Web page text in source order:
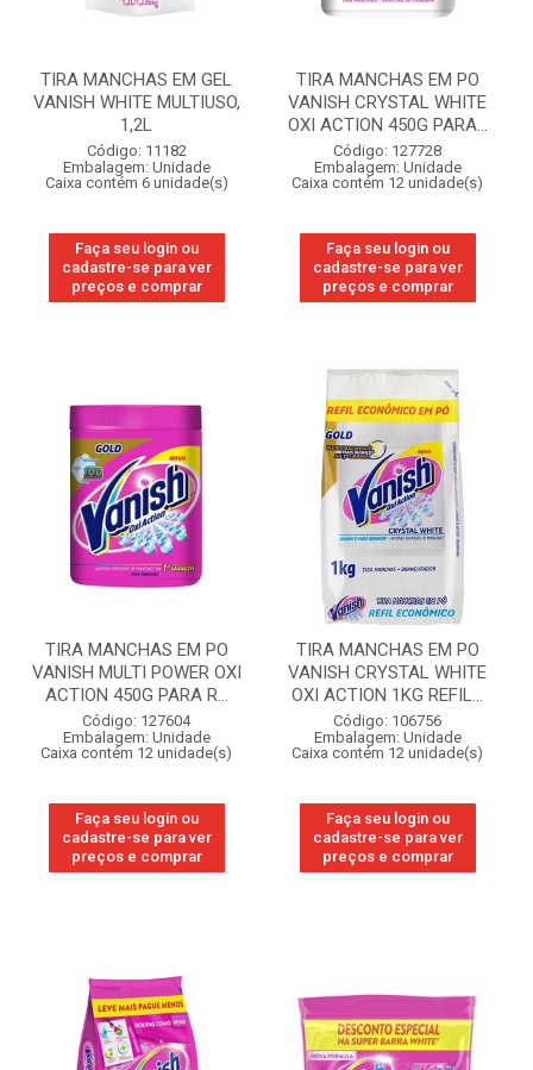
TIRA MANCHAS EM GEL
VANISH WHITE MULTIUSO,
1,2L
Código: 11182
Embalagem: Unidade
Caixa contém 6 unidade(s)
Faça seu login ou
cadastre-se para ver
preços e comprar
TIRA MANCHAS EM PO
VANISH CRYSTAL WHITE
OXI ACTION 450G PARA...
Código: 127728
Embalagem: Unidade
Caixa contém 12 unidade(s)
Faça seu login ou
cadastre-se para ver
preços e comprar
TIRA MANCHAS EM PO
VANISH MULTI POWER OXI
ACTION 450G PARA R...
Código: 127604
Embalagem: Unidade
Caixa contém 12 unidade(s)
Faça seu login ou
cadastre-se para ver
preços e comprar
TIRA MANCHAS EM PO
VANISH CRYSTAL WHITE
OXI ACTION 1KG REFIL...
Código: 106756
Embalagem: Unidade
Caixa contém 12 unidade(s)
Faça seu login ou
cadastre-se para ver
preços e comprar